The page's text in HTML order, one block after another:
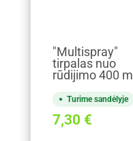
"Multispray"
tirpalas nuo
rūdijimo 400 ml
Turime sandėlyje
7,30 €